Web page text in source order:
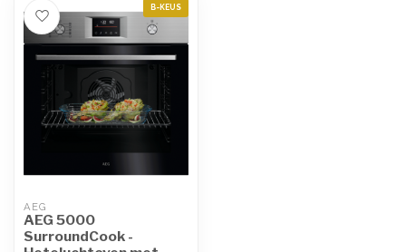
B-KEUS
AEG
AEG 5000
SurroundCook -